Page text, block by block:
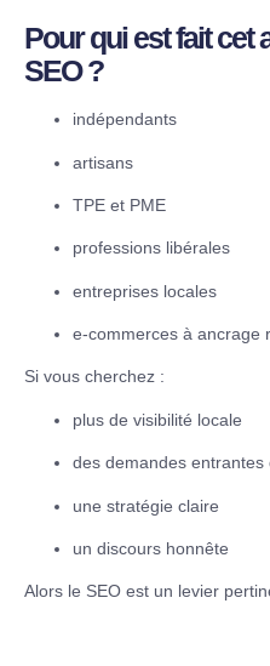
Pour qui est fait cet
SEO ?
indépendants
artisans
TPE et PME
professions libérales
entreprises locales
e-commerces à ancrage
Si vous cherchez :
plus de visibilité locale
des demandes entrantes
une stratégie claire
un discours honnête
Alors le SEO est un levier